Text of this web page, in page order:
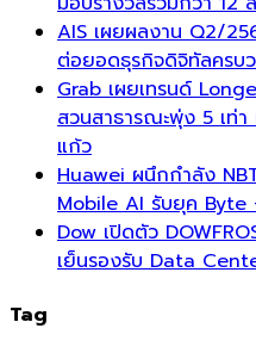
AIS เผยผลงาน Q2/
ต่อยอดธุรกิจดิจิทัลครบ
Grab เผยเทรนด์
สวนสาธารณะพุ่ง 5 เท่า
แก้ว
Huawei ผนึกกำลัง
Mobile AI รับยุค Byte
Dow เปิดตัว
เย็นรองรับ Data
Tag